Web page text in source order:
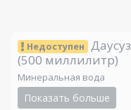
Недоступен Даусуз
(500 миллилитр)
Минеральная вода
Показать больше